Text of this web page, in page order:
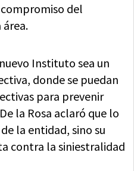
del
Instituto sea un
donde se puedan
para prevenir
la Rosa aclaró que lo
la entidad, sino su
contra la siniestralidad